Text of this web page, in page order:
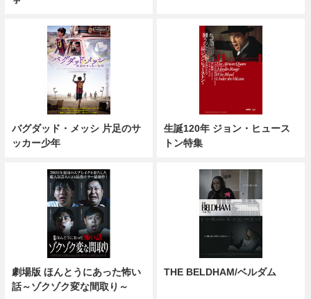
バグダッド・メッシ 片足のサ
ッカー少年
生誕120年 ジョン・ヒュース
トン特集
劇場版 ほんとうにあった怖い
話～ゾクゾク変な間取り～
THE BELDHAM/ベルダム